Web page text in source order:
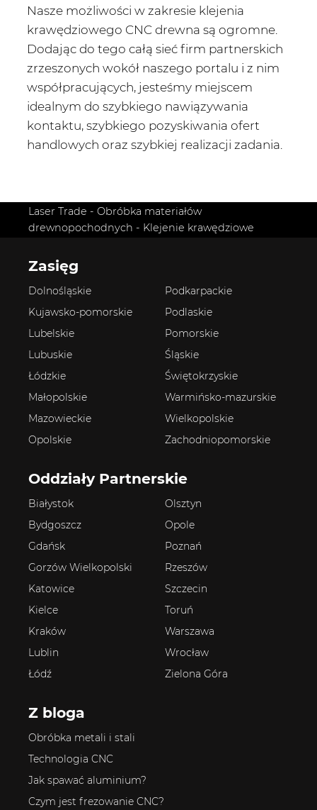
Nasze możliwości w zakresie klejenia
krawędziowego CNC drewna są ogromne.
Dodając do tego całą sieć firm partnerskich
zrzeszonych wokół naszego portalu i z nim
współpracujących, jesteśmy miejscem
idealnym do szybkiego nawiązywania
kontaktu, szybkiego pozyskiwania ofert
handlowych oraz szybkiej realizacji zadania.
Laser Trade - Obróbka materiałów
drewnopochodnych - Klejenie krawędziowe
Zasięg
Dolnośląskie
Kujawsko-pomorskie
Lubelskie
Lubuskie
Łódzkie
Małopolskie
Mazowieckie
Opolskie
Podkarpackie
Podlaskie
Pomorskie
Śląskie
Świętokrzyskie
Warmińsko-mazurskie
Wielkopolskie
Zachodniopomorskie
Oddziały Partnerskie
Białystok
Bydgoszcz
Gdańsk
Gorzów Wielkopolski
Katowice
Kielce
Kraków
Lublin
Łódź
Olsztyn
Opole
Poznań
Rzeszów
Szczecin
Toruń
Warszawa
Wrocław
Zielona Góra
Z bloga
Obróbka metali i stali
Technologia CNC
Jak spawać aluminium?
Czym jest frezowanie CNC?